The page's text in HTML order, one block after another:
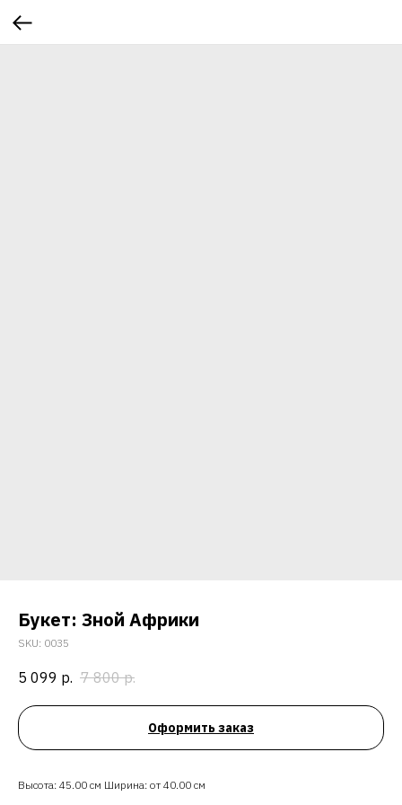
Букет: Зной Африки
SKU: 0035
5 099 р. 7 800 р.
Оформить заказ
Высота: 45.00 см Ширина: от 40.00 см